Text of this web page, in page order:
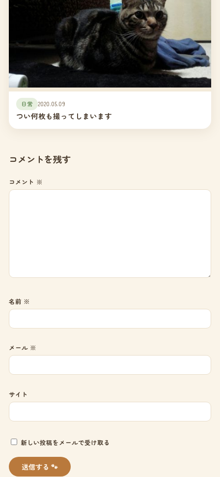
日常 2020.05.09
つい何枚も撮ってしまいます
コメントを残す
コメント ※
名前 ※
メール ※
サイト
新しい投稿をメールで受け取る